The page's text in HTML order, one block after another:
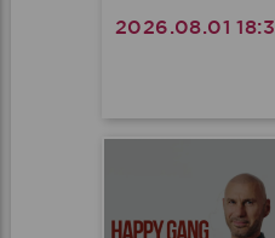
2026.08.01